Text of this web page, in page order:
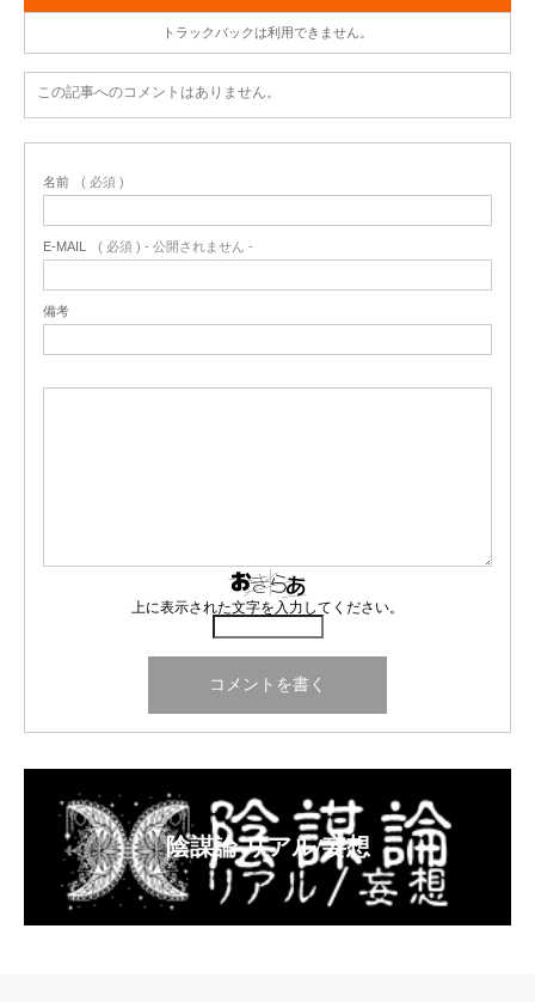
トラックバックは利用できません。
この記事へのコメントはありません。
名前 ( 必須 )
E-MAIL ( 必須 ) - 公開されません -
備考
上に表示された文字を入力してください。
陰謀論 リアル/妄想